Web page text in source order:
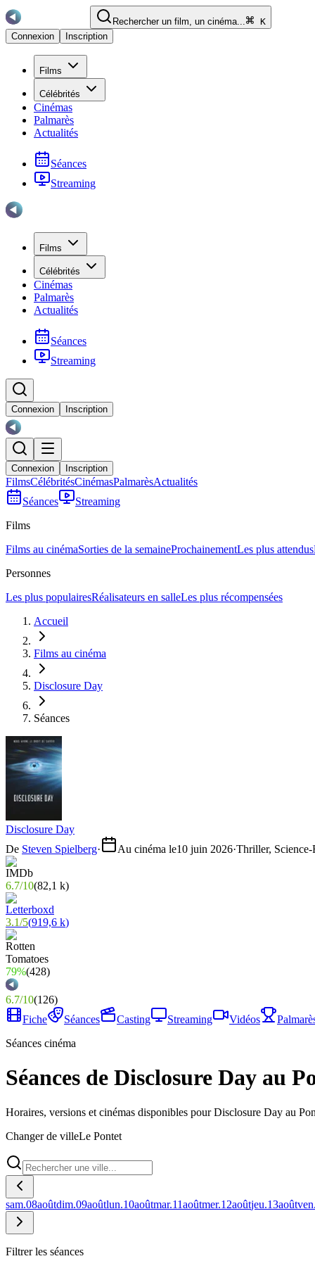
Rechercher un film, un cinéma...
K
Connexion
Inscription
Films
Célébrités
Cinémas
Palmarès
Actualités
Séances
Streaming
Films
Célébrités
Cinémas
Palmarès
Actualités
Séances
Streaming
Connexion Inscription
Connexion Inscription
FilmsCélébritésCinémasPalmarèsActualités
Séances
Streaming
Films
Films au cinémaSorties de la semaineProchainementLes plus attendus
Personnes
Les plus populairesRéalisateurs en salleLes plus récompensées
Accueil
Films au cinéma
Disclosure Day
Séances
Disclosure Day
De Steven Spielberg· Au cinéma le10 juin 2026·Thriller, Science-
6.7/10(82,1 k)
3.1/5(919,6 k)
79%(428)
6.7/10(126)
Fiche
Séances Casting Streaming Vidéos
Séances cinéma
Séances de Disclosure Day au
Horaires, versions et cinémas disponibles pour Disclosure Day au
Changer de villeLe Pontet
sam.08aoûtdim.09aoûtlun.10aoûtmar.11aoûtmer.12aoûtjeu.13aoûtven.
Filtrer les séances